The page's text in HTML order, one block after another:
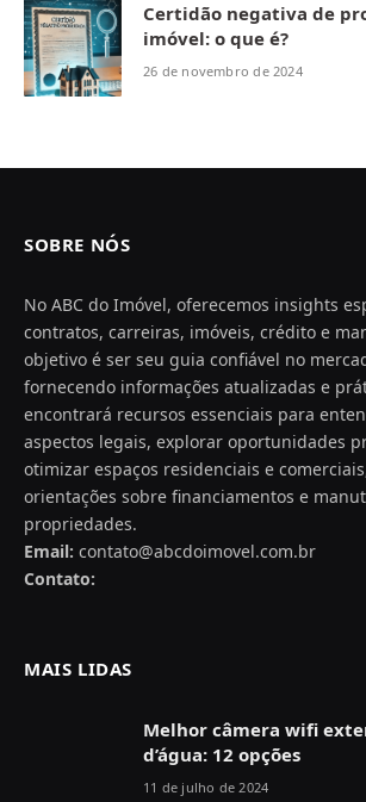
Certidão negativa de
imóvel: o que é?
26 de novembro de 2024
SOBRE NÓS
No ABC do Imóvel, oferecemos insights
contratos, carreiras, imóveis, crédito e
objetivo é ser seu guia confiável no
fornecendo informações atualizadas e
encontrará recursos essenciais para
aspectos legais, explorar oportunidades
otimizar espaços residenciais e
orientações sobre financiamentos e
propriedades.
Email: contato@abcdoimovel.com.br
Contato:
MAIS LIDAS
Melhor câmera wifi
d’água: 12 opções
11 de julho de 2024